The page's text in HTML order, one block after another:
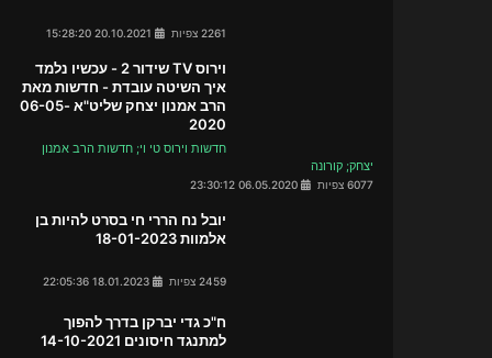
2261 צפיות
וירוס TV שידור 2 - עכשיו נלמד
איך השיטה עובדת - חדשות מאת
הרב אמנון יצחק שליט"א 06-05-
2020
חדשות וירוס טי וי; חדשות הרב אמנון
יצחק; קורונה
6077 צפיות
יובל נח הררי חי בסרט להיות בן
אלמוות 18-01-2023
2459 צפיות
ח"כ גדי יברקן בדרך להפוך
למתנגד חיסונים 14-10-2021